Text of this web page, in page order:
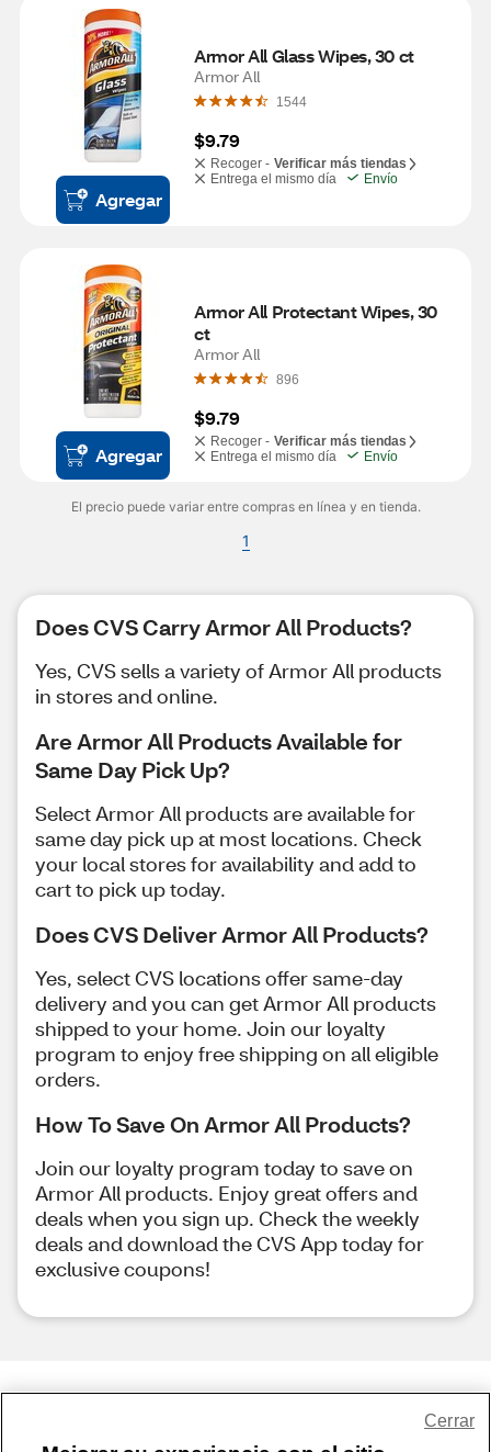
Agregar
Armor All Glass Wipes, 30 ct
Armor All
1544
$9.79
Recoger - Verificar más tiendas
Entrega el mismo día
Envío
Agregar
Armor All Protectant Wipes, 30
ct
Armor All
896
$9.79
Recoger - Verificar más tiendas
Entrega el mismo día
Envío
El precio puede variar entre compras en línea y en tienda.
1
Does CVS Carry Armor All Products?
Yes, CVS sells a variety of Armor All products
in stores and online.
Are Armor All Products Available for
Same Day Pick Up?
Select Armor All products are available for
same day pick up at most locations. Check
your local stores for availability and add to
cart to pick up today.
Does CVS Deliver Armor All Products?
Yes, select CVS locations offer same-day
delivery and you can get Armor All products
shipped to your home. Join our loyalty
program to enjoy free shipping on all eligible
orders.
How To Save On Armor All Products?
Join our loyalty program today to save on
Armor All products. Enjoy great offers and
deals when you sign up. Check the weekly
deals and download the CVS App today for
exclusive coupons!
Cerrar